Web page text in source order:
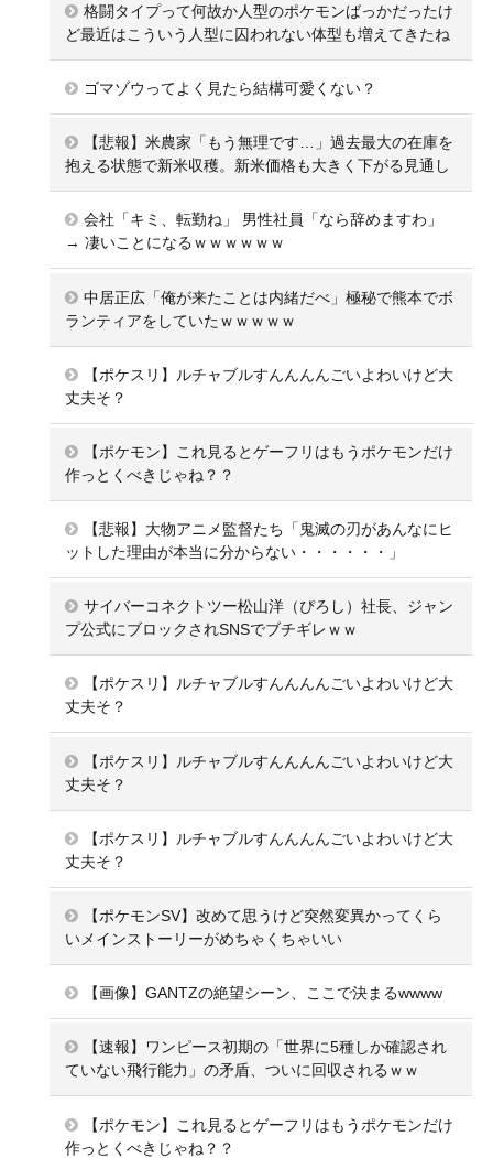
格闘タイプって何故か人型のポケモンばっかだったけ
ど最近はこういう人型に囚われない体型も増えてきたね
ゴマゾウってよく見たら結構可愛くない？
【悲報】米農家「もう無理です…」過去最大の在庫を
抱える状態で新米収穫。新米価格も大きく下がる見通し
会社「キミ、転勤ね」 男性社員「なら辞めますわ」
→ 凄いことになるｗｗｗｗｗｗ
中居正広「俺が来たことは内緒だべ」極秘で熊本でボ
ランティアをしていたｗｗｗｗｗ
【ポケスリ】ルチャブルすんんんんごいよわいけど大
丈夫そ？
【ポケモン】これ見るとゲーフリはもうポケモンだけ
作っとくべきじゃね？？
【悲報】大物アニメ監督たち「鬼滅の刃があんなにヒ
ットした理由が本当に分からない・・・・・・」
サイバーコネクトツー松山洋（ぴろし）社長、ジャン
プ公式にブロックされSNSでブチギレｗｗ
【ポケスリ】ルチャブルすんんんんごいよわいけど大
丈夫そ？
【ポケスリ】ルチャブルすんんんんごいよわいけど大
丈夫そ？
【ポケスリ】ルチャブルすんんんんごいよわいけど大
丈夫そ？
【ポケモンSV】改めて思うけど突然変異かってくら
いメインストーリーがめちゃくちゃいい
【画像】GANTZの絶望シーン、ここで決まるwwww
【速報】ワンピース初期の「世界に5種しか確認され
ていない飛行能力」の矛盾、ついに回収されるｗｗ
【ポケモン】これ見るとゲーフリはもうポケモンだけ
作っとくべきじゃね？？